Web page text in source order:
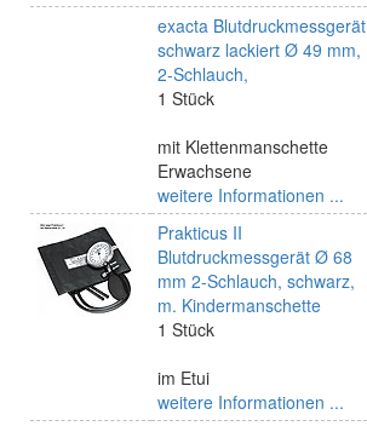
exacta Blutdruckmessgerät
schwarz lackiert Ø 49 mm,
2-Schlauch,
1 Stück
mit Klettenmanschette
Erwachsene
weitere Informationen ...
Prakticus II
Blutdruckmessgerät Ø 68
mm 2-Schlauch, schwarz,
m. Kindermanschette
1 Stück
im Etui
weitere Informationen ...